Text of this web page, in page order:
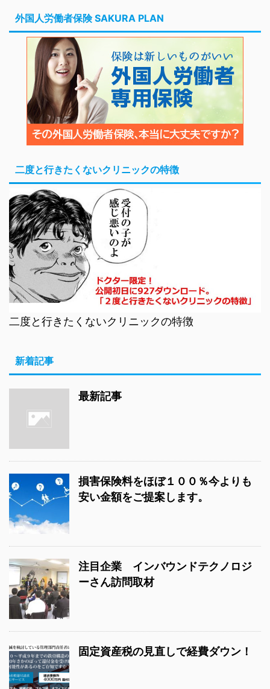
外国人労働者保険 SAKURA PLAN
二度と行きたくないクリニックの特徴
二度と行きたくないクリニックの特徴
新着記事
最新記事
損害保険料をほぼ１００％今よりも
安い金額をご提案します。
注目企業 インバウンドテクノロジ
ーさん訪問取材
固定資産税の見直しで経費ダウン！